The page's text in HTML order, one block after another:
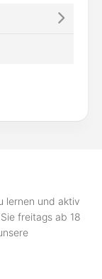
lernen und aktiv
freitags ab 18